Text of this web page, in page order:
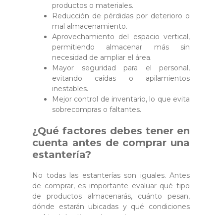
productos o materiales.
Reducción de pérdidas por deterioro o
mal almacenamiento.
Aprovechamiento del espacio vertical,
permitiendo almacenar más sin
necesidad de ampliar el área.
Mayor seguridad para el personal,
evitando caídas o apilamientos
inestables.
Mejor control de inventario, lo que evita
sobrecompras o faltantes.
¿Qué factores debes tener en
cuenta antes de comprar una
estantería?
No todas las estanterías son iguales. Antes
de comprar, es importante evaluar qué tipo
de productos almacenarás, cuánto pesan,
dónde estarán ubicadas y qué condiciones